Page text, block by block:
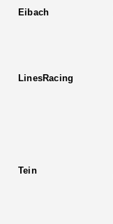
Eibach
LinesRacing
Tein